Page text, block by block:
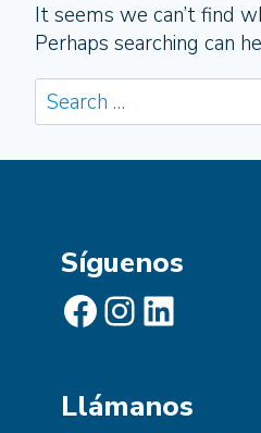
It seems we can’t find
Perhaps searching can
Search
for:
Síguenos
Facebook Instagram LinkedIn
Llámanos